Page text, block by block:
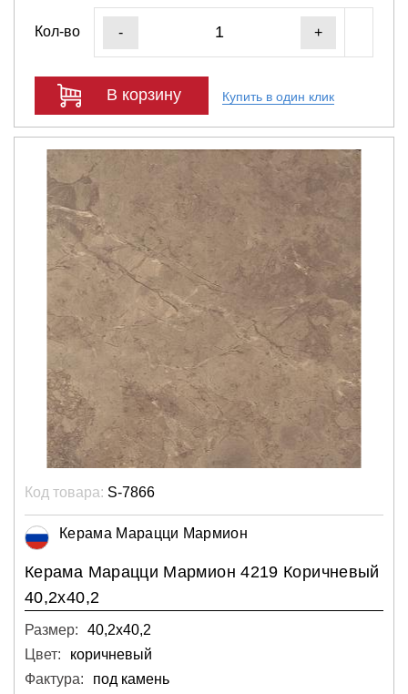
Кол-во - +
В корзину Купить в один клик
Код товара: S-7866
Керама Марацци Мармион
Керама Марацци Мармион 4219 Коричневый
40,2х40,2
Размер:
40,2х40,2
Цвет:
коричневый
Фактура:
под камень